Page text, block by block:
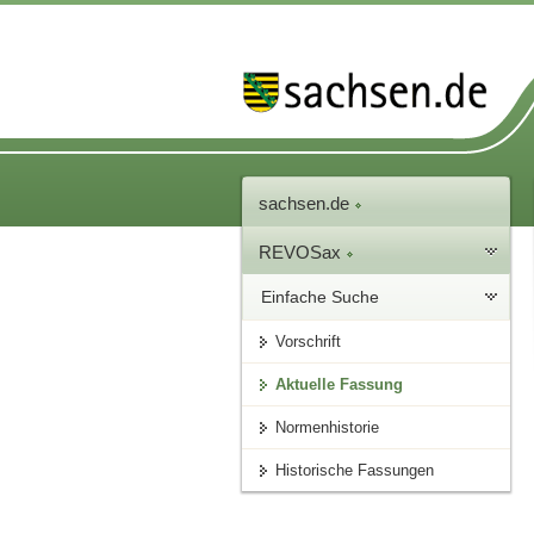
sachsen.de
REVOSax
Einfache Suche
Vorschrift
Aktuelle Fassung
Normenhistorie
Historische Fassungen